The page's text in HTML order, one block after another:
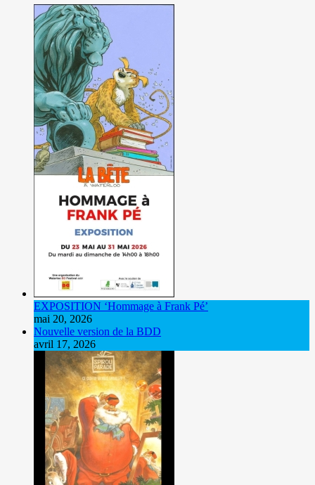
EXPOSITION ‘Hommage à Frank Pé’
mai 20, 2026
Nouvelle version de la BDD
avril 17, 2026